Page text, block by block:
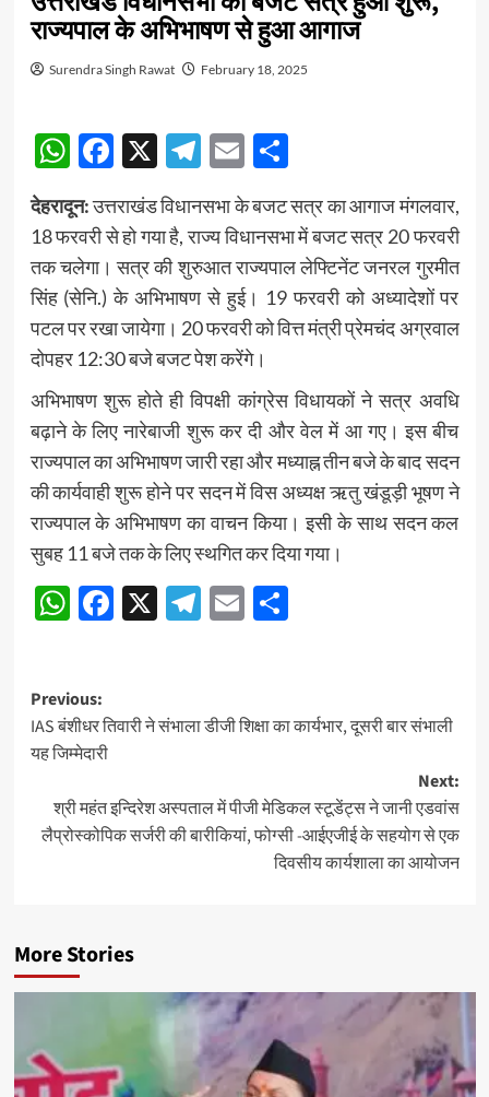
राज्यपाल के अभिभाषण से हुआ आगाज
Surendra Singh Rawat February 18, 2025
WhatsApp
Facebook
X Telegram
EmailShare
देहरादून:उत्तराखंड विधानसभा के बजट सत्र का आगाज मंगलवार,
18 फरवरी से हो गया है, राज्य विधानसभा में बजट सत्र 20 फरवरी
तक चलेगा। सत्र की शुरुआत राज्यपाल लेफ्टिनेंट जनरल गुरमीत
सिंह (सेनि.) के अभिभाषण से हुई। 19 फरवरी को अध्यादेशों पर
पटल पर रखा जायेगा। 20 फरवरी को वित्त मंत्री प्रेमचंद अग्रवाल
दोपहर 12:30 बजे बजट पेश करेंगे।
अभिभाषण शुरू होते ही विपक्षी कांग्रेस विधायकों ने सत्र अवधि
बढ़ाने के लिए नारेबाजी शुरू कर दी और वेल में आ गए। इस बीच
राज्यपाल का अभिभाषण जारी रहा और मध्याह्न तीन बजे के बाद सदन
की कार्यवाही शुरू होने पर सदन में विस अध्यक्ष ऋतु खंडूड़ी भूषण ने
राज्यपाल के अभिभाषण का वाचन किया। इसी के साथ सदन कल
सुबह 11 बजे तक के लिए स्थगित कर दिया गया।
WhatsApp
Facebook
X Telegram
EmailShare
Post
navigation
Previous:
IAS बंशीधर तिवारी ने संभाला डीजी शिक्षा का कार्यभार, दूसरी बार संभाली
यह जिम्मेदारी
Next:
श्री महंत इन्दिरेश अस्पताल में पीजी मेडिकल स्टूडेंट्स ने जानी एडवांस
लैप्रोस्कोपिक सर्जरी की बारीकियां, फोग्सी -आईएजीई के सहयोग से एक
दिवसीय कार्यशाला का आयोजन
More Stories